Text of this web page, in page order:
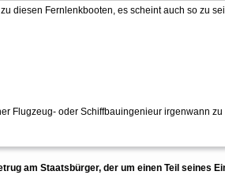
diesen Fernlenkbooten, es scheint auch so zu
Flugzeug- oder Schiffbauingenieur irgenwann
am Staatsbürger, der um einen Teil seines